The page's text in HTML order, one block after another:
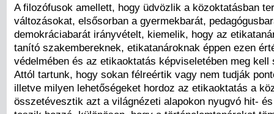
A filozófusok amellett, hogy üdvözlik a közoktatásban
változásokat, elsősorban a gyermekbarát,
demokráciabarát irányvételt, kiemelik, hogy az
tanító szakembereknek, etikatanároknak éppen ezen
védelmében és az etikaoktatás képviseletében meg
Attól tartunk, hogy sokan félreértik vagy nem tudják
illetve milyen lehetőségeket hordoz az etikaoktatás a
összetévesztik azt a világnézeti alapokon nyugvó hit-